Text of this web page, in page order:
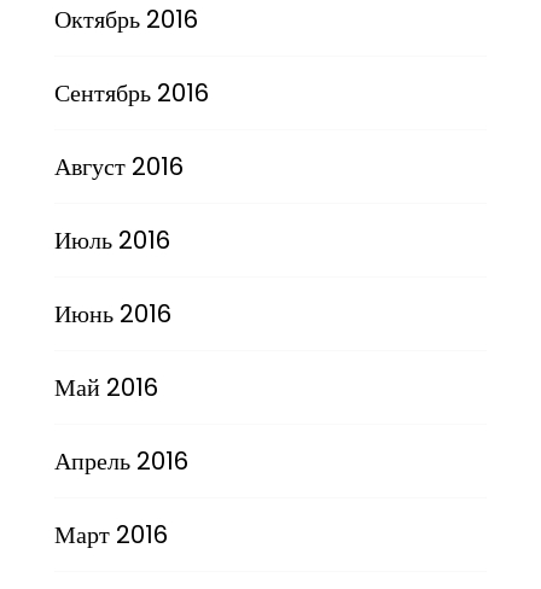
Октябрь 2016
Сентябрь 2016
Август 2016
Июль 2016
Июнь 2016
Май 2016
Апрель 2016
Март 2016